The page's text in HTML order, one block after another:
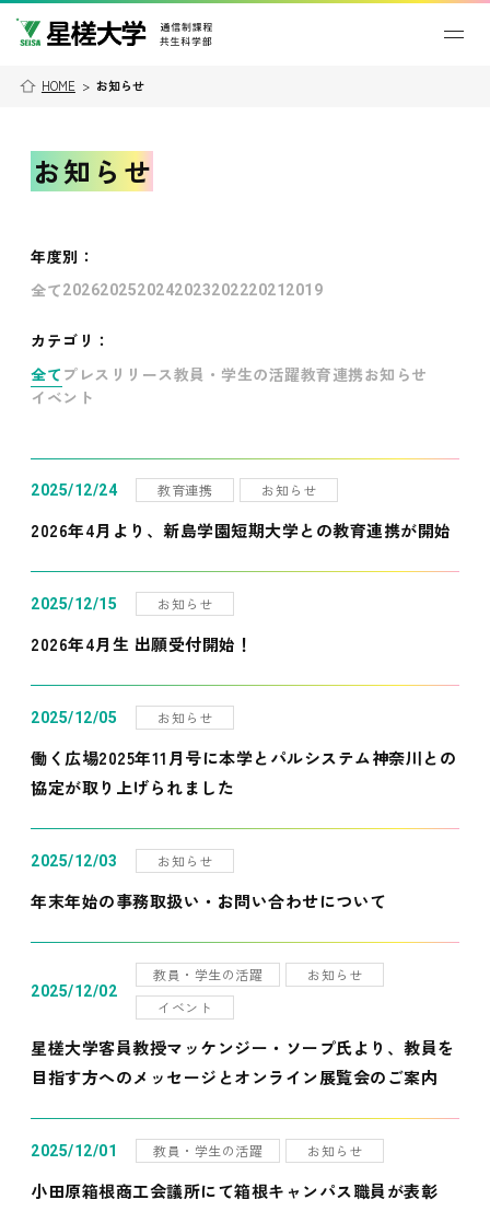
HOME > お知らせ
お知らせ
年度別 ：
全て202620252024202320222021 2019
カテゴリ：
全て プレスリリース教員・学生の活躍教育連携お知らせ
イベント
2025/12/24 教育連携 お知らせ
2026年4月より、新島学園短期大学との教育連携が開始
2025/12/15 お知らせ
2026年4月生 出願受付開始！
2025/12/05 お知らせ
働く広場2025年11月号に本学とパルシステム神奈川との
協定が取り上げられました
2025/12/03 お知らせ
年末年始の事務取扱い・お問い合わせについて
2025/12/02
教員・学生の活躍
お知らせ
イベント
星槎大学客員教授マッケンジー・ソープ氏より、教員を
目指す方へのメッセージとオンライン展覧会のご案内
2025/12/01 教員・学生の活躍 お知らせ
小田原箱根商工会議所にて箱根キャンパス職員が表彰